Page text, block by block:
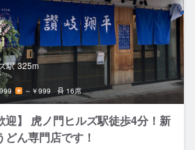
駅 325m
～￥999 16席
迎】 虎ノ門ヒルズ駅徒歩4分！新
ん専門店です！